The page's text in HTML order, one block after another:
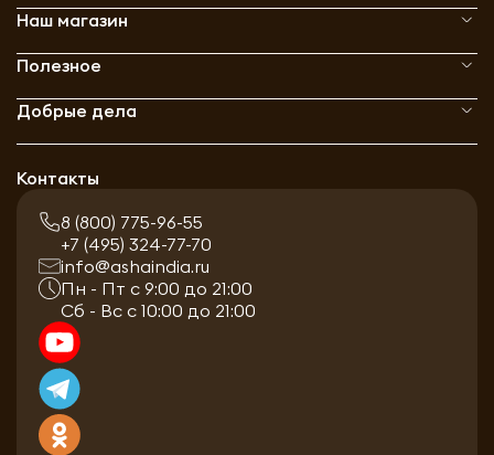
Наш магазин
Полезное
Добрые дела
Контакты
8 (800) 775-96-55
+7 (495) 324-77-70
info@ashaindia.ru
Пн - Пт с 9:00 до 21:00
Сб - Вс с 10:00 до 21:00